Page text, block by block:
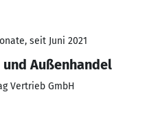
seit Juni 2021
Außenhandel
Vertrieb GmbH